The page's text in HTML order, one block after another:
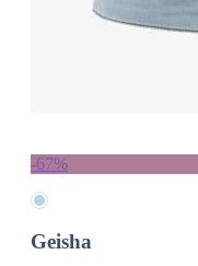
-67%
Geisha